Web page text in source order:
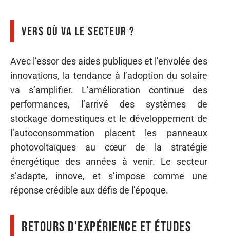
Vers où va le secteur ?
Avec l’essor des aides publiques et l’envolée des
innovations, la tendance à l’adoption du solaire
va s’amplifier. L’amélioration continue des
performances, l’arrivé des systèmes de
stockage domestiques et le développement de
l’autoconsommation placent les panneaux
photovoltaïques au cœur de la stratégie
énergétique des années à venir. Le secteur
s’adapte, innove, et s’impose comme une
réponse crédible aux défis de l’époque.
Retours d’expérience et études